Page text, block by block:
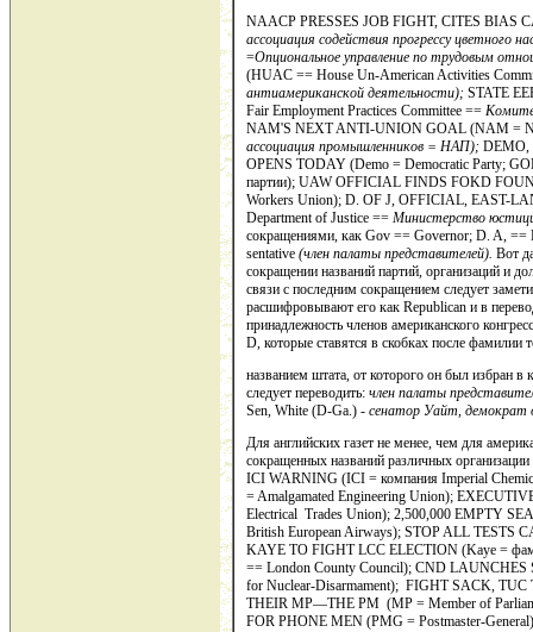
NAACP PRESSES JOB FIGHT, CITES BIAS
ассоциация содействия прогрессу цветного
=Опциональное управление по трудовым
(HUAC == House Un-American Activities
антиамериканской деятельности); STATE
Fair Employment Prac­tices Committee ==
NAM'S NEXT ANTI-UNION GOAL (NAM =
ассоциация промышленников = НАП); DEMO,
OPENS TODAY (Demo = Democratic Party;
пар­тии); UAW OFFICIAL FINDS FOKD
Workers Union); D. OF J, OFFICIAL, EAST-
Department of Justice == Министерство
сокращениями, как Gov == Governor; D. A,
sentative (член палаты представителей). Вот
сокращении названий партий, организаций и
связи с последним сокращением сле­дует
расшифровывают его как Republican и в
принадлежность чле­нов американского
D, которые ставятся в скобках после фамилии
названием штата, от которого он был избран
следует переводить: член палаты
Sen, White (D-Ga.) - сенатор Уайт,
Для английских газет не менее, чем для
сокращенных на­званий различных
ICI WARNING (ICI = компания Imperial
= Amalgamated Engineering Union);
Electrical Trades Union); 2,500,000 EMPTY
British European Airways); STOP ALL TESTS
KAYE TO FIGHT LCC ELECTION (Kaye =
== London County Council); CND LAUNCHES
for Nuclear-Disarmament); FIGHT SACK,
THEIR МР—ТHЕ PM (MP = Member of
FOR PHONE MEN (PMG = Postmaster-